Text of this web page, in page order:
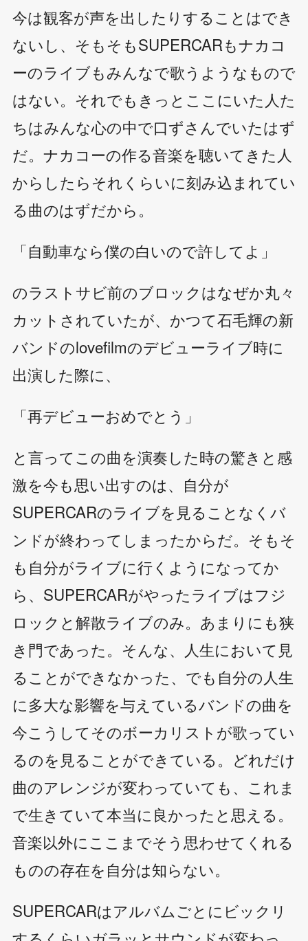
今は観客が声を出したりすることはでき
ないし、そもそもSUPERCARもナカコ
ーのライブもみんなで歌うようなもので
はない。それでもきっとここにいた人た
ちはみんな心の中で口ずさんでいたはず
だ。ナカコーの作る音楽を聴いてきた人
からしたらそれくらいに刻み込まれてい
る曲のはずだから。
「自動車なら僕の白いので許してよ」
のラストサビ前のブロックはなぜか丸々
カットされていたが、かつて石毛輝の新
バンドのlovefilmのデビューライブ時に
出演した際に、
「再デビューおめでとう」
と言ってこの曲を演奏した時の驚きと感
激を今も思い出すのは、自分が
SUPERCARのライブを見ることなくバ
ンドが終わってしまったからだ。そもそ
も自分がライブに行くようになってか
ら、SUPERCARがやったライブはフジ
ロックと解散ライブのみ。あまりにも狭
き門であった。そんな、人生において見
ることができなかった、でも自分の人生
に多大な影響を与えているバンドの曲を
今こうしてそのボーカリストが歌ってい
るのを見ることができている。どれだけ
曲のアレンジが変わっていても、これま
で生きていて本当に良かったと思える。
音楽以外にここまでそう思わせてくれる
ものの存在を自分は知らない。
SUPERCARはアルバムごとにビックリ